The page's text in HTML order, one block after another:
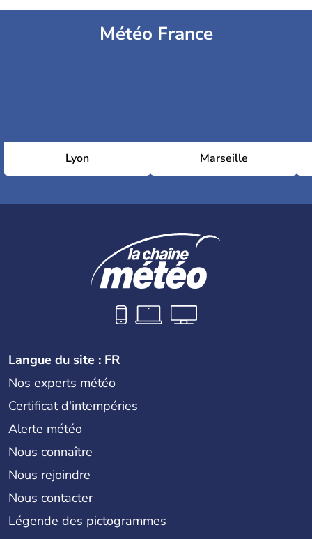
Météo France
Lyon Marseille
Langue du site : FR
Nos experts météo
Certificat d'intempéries
Alerte météo
Nous connaître
Nous rejoindre
Nous contacter
Légende des pictogrammes